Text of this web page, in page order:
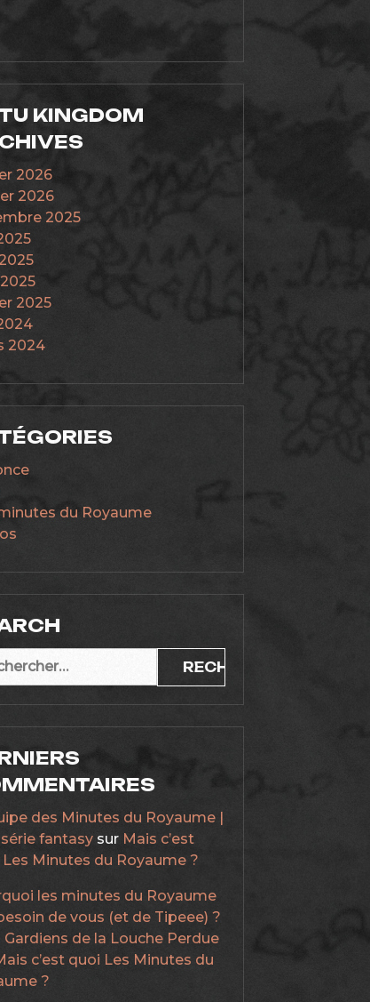
KINGDOM
2026
2026
2025
2025
2024
du Royaume
:
des Minutes du Royaume |
fantasysur Mais c’est
Minutes du Royaume ?
les minutes du Royaume
de vous (et de Tipeee) ?
Gardiens de la Louche Perdue
c’est quoi Les Minutes du
?